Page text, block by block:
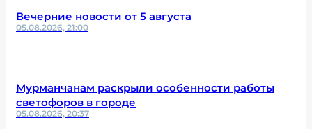
Вечерние новости от 5 августа
05.08.2026, 21:00
Мурманчанам раскрыли особенности работы
светофоров в городе
05.08.2026, 20:37